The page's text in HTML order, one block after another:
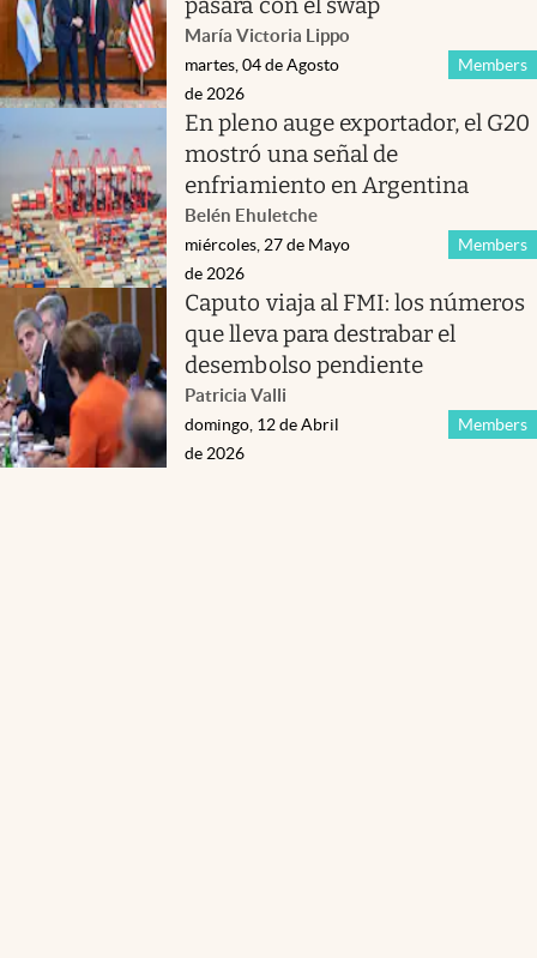
María Victoria Lippo
Members
martes, 04 de Agosto
de 2026
En pleno auge exportador, el G20
mostró una señal de
enfriamiento en Argentina
Belén Ehuletche
Members
miércoles, 27 de Mayo
de 2026
Caputo viaja al FMI: los números
que lleva para destrabar el
desembolso pendiente
Patricia Valli
Members
domingo, 12 de Abril
de 2026